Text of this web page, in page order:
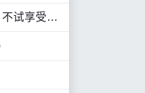
wellcms 强大的性能，不试享受不到这种快感